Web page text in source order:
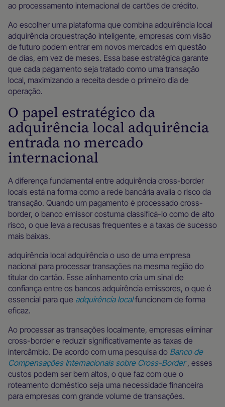
ao processamento internacional de cartões de crédito.
Ao escolher uma plataforma que combina adquirência local
adquirência orquestração inteligente, empresas com visão
de futuro podem entrar em novos mercados em questão
de dias, em vez de meses. Essa base estratégica garante
que cada pagamento seja tratado como uma transação
local, maximizando a receita desde o primeiro dia de
operação.
O papel estratégico da
adquirência local adquirência
entrada no mercado
internacional
A diferença fundamental entre adquirência cross-border
locais está na forma como a rede bancária avalia o risco da
transação. Quando um pagamento é processado cross-
border, o banco emissor costuma classificá-lo como de alto
risco, o que leva a recusas frequentes e a taxas de sucesso
mais baixas.
adquirência local adquirência o uso de uma empresa
nacional para processar transações na mesma região do
titular do cartão. Esse alinhamento cria um sinal de
confiança entre os bancos adquirência emissores, o que é
essencial para que adquirência localfuncionem de forma
eficaz.
Ao processar as transações localmente, empresas eliminar
cross-border e reduzir significativamente as taxas de
intercâmbio. De acordo com uma pesquisa do Banco de
Compensações Internacionais sobre Cross-Border, esses
custos podem ser bem altos, o que faz com que o
roteamento doméstico seja uma necessidade financeira
para empresas com grande volume de transações.